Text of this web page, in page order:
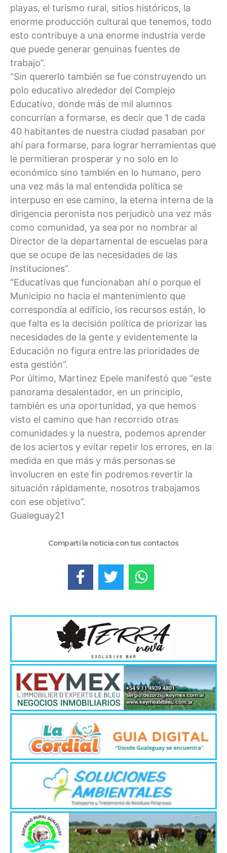
playas, el turismo rural, sitios históricos, la
enorme producción cultural que tenemos, todo
esto contribuye a una enorme industria verde
que puede generar genuinas fuentes de
trabajo”.
“Sin quererlo también se fue construyendo un
polo educativo alrededor del Complejo
Educativo, donde más de mil alumnos
concurrían a formarse, es decir que 1 de cada
40 habitantes de nuestra ciudad pasaban por
ahí para formarse, para lograr herramientas que
le permitieran prosperar y no solo en lo
económico sino también en lo humano, pero
una vez más la mal entendida política se
interpuso en ese camino, la eterna interna de la
dirigencia peronista nos perjudicò una vez más
como comunidad, ya sea por no nombrar al
Director de la departamental de escuelas para
que se ocupe de las necesidades de las
Instituciones”.
“Educativas que funcionaban ahí o porque el
Municipio no hacia el mantenimiento que
correspondía al edificio, los recursos están, lo
que falta es la decisión política de priorizar las
necesidades de la gente y evidentemente la
Educación no figura entre las prioridades de
esta gestión”.
Por último, Martinez Epele manifestó que “este
panorama desalentador, en un principio,
también es una oportunidad, ya que hemos
visto el camino que han recorrido otras
comunidades y la nuestra, podemos aprender
de los aciertos y evitar repetir los errores, en la
medida en que más y más personas se
involucren en este fin podremos revertir la
situación rápidamente, nosotros trabajamos
con ese objetivo”.
Gualeguay21
Compartí la noticia con tus contactos